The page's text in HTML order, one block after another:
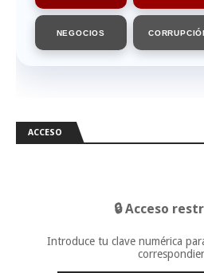
NEGOCIOS
ACCESO
🔒 Acceso
Introduce tu clave numérica